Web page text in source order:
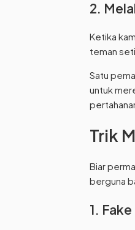
2.
Ketika
teman
Satu
untuk
Trik
Biar
berguna
1.